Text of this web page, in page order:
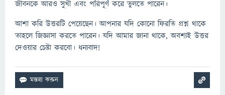
জীবনকে আরও সুখী এবং পরিপূর্ণ করে তুলতে পারেন।
আশা করি উত্তরটি পেয়েছেন। আপনার যদি কোনো ফিরতি প্রশ্ন থাকে
তাহলে জিজ্ঞাসা করতে পারেন। যদি আমার জানা থাকে, অবশ্যই উত্তর
দেওয়ার চেষ্টা করবো। ধন্যবাদ!